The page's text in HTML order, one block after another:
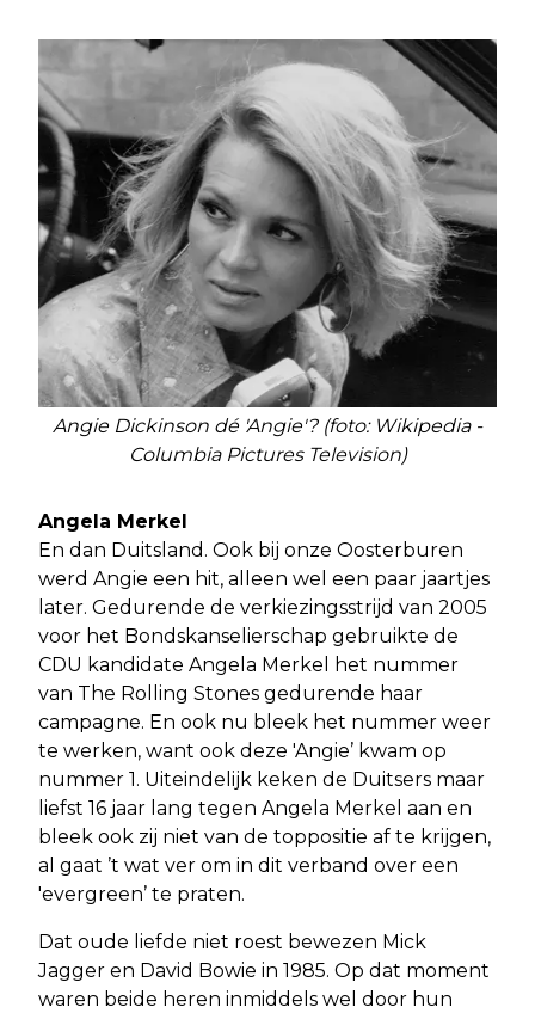
Angie Dickinson dé 'Angie'? (foto: Wikipedia -
Columbia Pictures Television)
Angela Merkel
En dan Duitsland. Ook bij onze Oosterburen
werd Angie een hit, alleen wel een paar jaartjes
later. Gedurende de verkiezingsstrijd van 2005
voor het Bondskanselierschap gebruikte de
CDU kandidate Angela Merkel het nummer
van The Rolling Stones gedurende haar
campagne. En ook nu bleek het nummer weer
te werken, want ook deze 'Angie’ kwam op
nummer 1. Uiteindelijk keken de Duitsers maar
liefst 16 jaar lang tegen Angela Merkel aan en
bleek ook zij niet van de toppositie af te krijgen,
al gaat ’t wat ver om in dit verband over een
'evergreen’ te praten.
Dat oude liefde niet roest bewezen Mick
Jagger en David Bowie in 1985. Op dat moment
waren beide heren inmiddels wel door hun